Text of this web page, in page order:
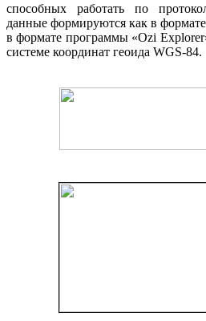
способных работать по
данные формируются как в
в формате программы «Ozi
системе координат геоида WGS-84.